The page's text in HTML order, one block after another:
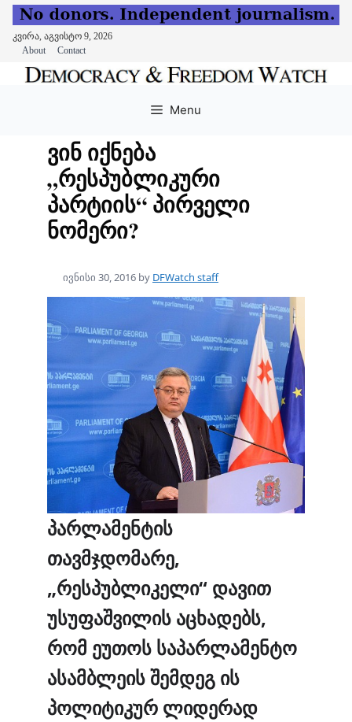
კვირა, აგვისტო 9, 2026
About
Contact
Menu
ვინ იქნება
„რესპუბლიკური
პარტიის“ პირველი
ნომერი?
ივნისი 30, 2016 by DFWatch staff
პარლამენტის
თავმჯდომარე,
„რესპუბლიკელი“ დავით
უსუფაშვილის აცხადებს,
რომ ეუთოს საპარლამენტო
ასამბლეისშემდეგ ის
პოლიტიკურ ლიდერად